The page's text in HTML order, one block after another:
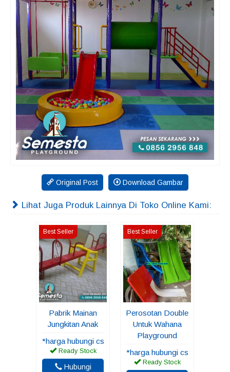
Original Post Download Gambar
Lihat Juga Produk Lainnya Di Toko Online Kami:
Best Seller
Pabrik Mainan
Jungkitan Anak
*harga hubungi cs
Ready Stock
Hubungi
Best Seller
Perosotan Double
Untuk Wahana
Playground
*harga hubungi cs
Ready Stock